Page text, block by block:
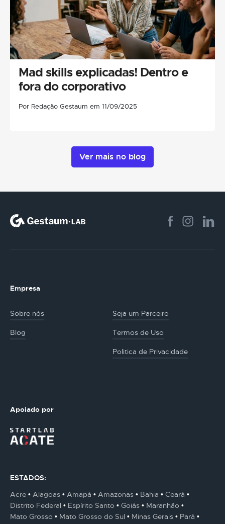
Mad skills explicadas! Dentro e
fora do corporativo
Por Redação Gestaum em 11/09/2025
Ver mais no blog
Empresa
Sobre nós Seja um Parceiro
Blog Termos de Uso
Politica de Privacidade
Apoiado por
ESTADOS:
Acre
Alagoas Amapá Amazonas Bahia
Ceará
Distrito Federal
Espírito Santo Goiás
Maranhão
Mato Grosso
Mato Grosso do Sul Minas Gerais
Pará